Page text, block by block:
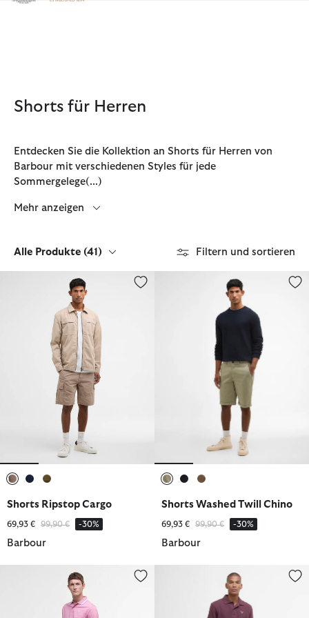
Klicken Sie hier, um unsere Barrierefreiheitserklärung
Shorts für Herren
Entdecken Sie die Kollektion an Shorts für Herren von
Barbour mit verschiedenen Styles für jede
Sommergelege(...)
Mehr anzeigen
Alle Produkte (41) Filtern und sortieren
Shorts Ripstop Cargo
Shorts Ripstop Cargo
69,93 € Reduziert von
99,90 €bis-30%
Barbour
Shorts Washed Twill Chino
Shorts Washed Twill Chino
69,93 € Reduziert von
99,90 €bis-30%
Barbour
Shorts Washed Oxford Relaxed Shorts Washed Twill Chino